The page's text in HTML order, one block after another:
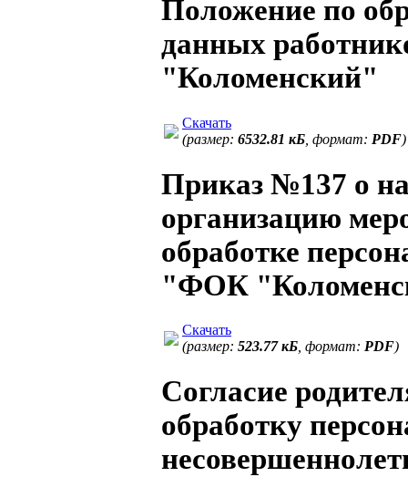
Положение по
данных
"Коломенский"
Скачать
(размер: 6532.81 кБ , формат: PDF)
Приказ №137 о
организацию
обработке
"ФОК
Скачать
(размер: 523.77 кБ, формат: PDF)
Согласие
обработку